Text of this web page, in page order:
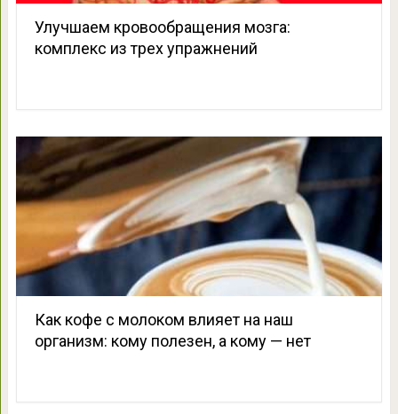
Улучшаем кровообращения мозга:
комплекс из трех упражнений
Как кофе с молоком влияет на наш
организм: кому полезен, а кому — нет